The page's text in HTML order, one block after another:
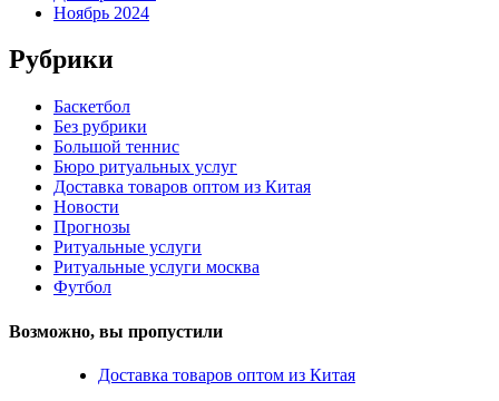
Ноябрь 2024
Рубрики
Баскетбол
Без рубрики
Большой теннис
Бюро ритуальных услуг
Доставка товаров оптом из Китая
Новости
Прогнозы
Ритуальные услуги
Ритуальные услуги москва
Футбол
Возможно, вы пропустили
Доставка товаров оптом из Китая